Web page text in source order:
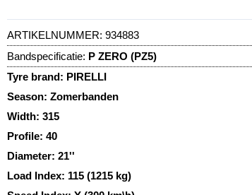
ARTIKELNUMMER: 934883
Bandspecificatie: P ZERO (PZ5)
Tyre brand: PIRELLI
Season: Zomerbanden
Width: 315
Profile: 40
Diameter: 21''
Load Index: 115 (1215 kg)